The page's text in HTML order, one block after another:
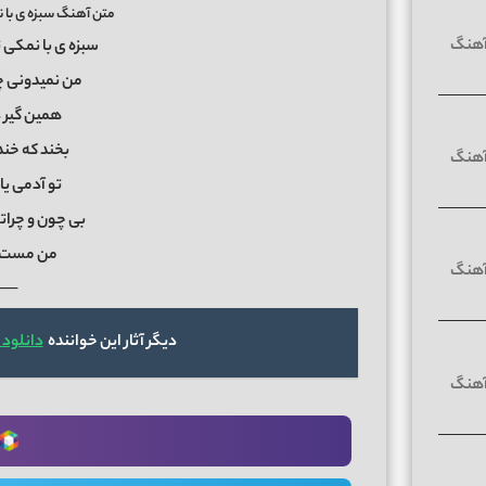
متن آهنگ سبزه ی با
سبزه ی با
من
همین گیر
بخند که
تو آدمی
بی چون و
من
دیگر آثار این خواننده